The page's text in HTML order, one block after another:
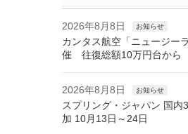
2026年8月8日 お知らせ
カンタス航空「ニュージー
催 往復総額10万円台から
2026年8月8日 お知らせ
スプリング・ジャパン 国内
加 10月13日～24日